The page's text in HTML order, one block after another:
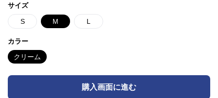
サイズ
S M L
カラー
クリーム
購入画面に進む